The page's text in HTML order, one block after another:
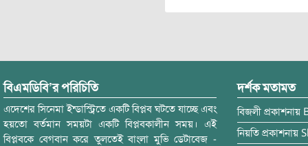
বিএমডিবি’র পরিচিতি
এদেশের সিনেমা ইন্ডাস্ট্রিতে একটি বিপ্লব ঘটতে যাচ্ছে এবং
হয়তো বর্তমান সময়টা একটি বিপ্লবকালীন সময়। এই
বিপ্লবকে বেগবান করে তুলতেই বাংলা মুভি ডেটাবেজ -
দর্শক মতামত
বিজলী প্রকাশনায়
নিয়তি প্রকাশনায়